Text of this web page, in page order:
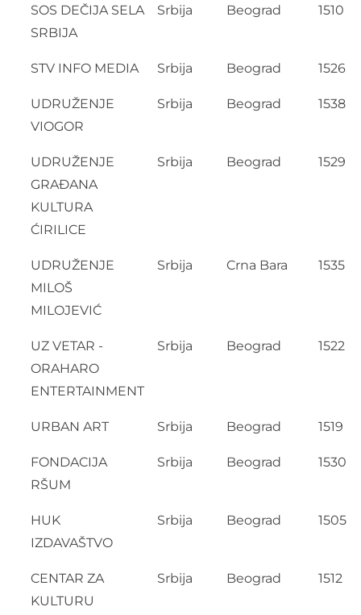
SOS DEČIJA SELA
SRBIJA
Srbija Beograd 1510
STV INFO MEDIA Srbija Beograd 1526
UDRUŽENJE
VIOGOR
Srbija Beograd 1538
UDRUŽENJE
GRAĐANA
KULTURA
ĆIRILICE
Srbija Beograd 1529
UDRUŽENJE
MILOŠ
MILOJEVIĆ
Srbija Crna Bara 1535
UZ VETAR -
ORAHARO
ENTERTAINMENT
Srbija Beograd 1522
URBAN ART Srbija Beograd 1519
FONDACIJA
RŠUM
Srbija Beograd 1530
HUK
IZDAVAŠTVO
Srbija Beograd 1505
CENTAR ZA
KULTURU
Srbija Beograd 1512